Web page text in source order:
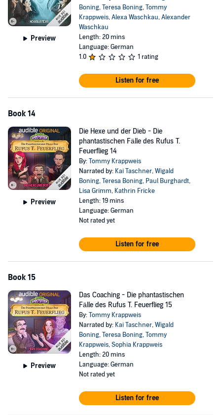
Preview
Boning,Teresa Boning,Tommy
Krappweis,Alexa Waschkau,Alexander
Waschkau
Length: 20 mins
Language: German
1.0
1 rating
Listen for free
Book 14
Preview
Die Hexe und der Dieb - Die
phantastischen Fälle des Rufus T.
Feuerflieg 14
By:Tommy Krappweis
Narrated by: Kai Taschner,Wigald
Boning,Teresa Boning, Paul Burghardt,
Lisa Grimm, Kathrin Fricke
Length: 19 mins
Language: German
Not rated yet
Listen for free
Book 15
Preview
Das Coaching - Die phantastischen
Fälle des Rufus T. Feuerflieg 15
By:Tommy Krappweis
Narrated by: Kai Taschner,Wigald
Boning,Teresa Boning,Tommy
Krappweis,Sophia Krappweis
Length: 20 mins
Language: German
Not rated yet
Listen for free